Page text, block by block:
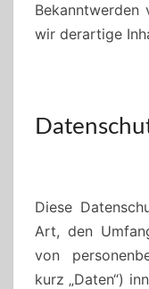
Bekanntwerden
wir derartige
Diese
Art, den
von
kurz „Daten“)